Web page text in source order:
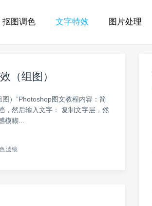
抠图调色 文字特效 图片处理
（组图）
）”Photoshop图文教程内容：简
，然后输入文字： 复制文字层，然
模糊...
,滤镜